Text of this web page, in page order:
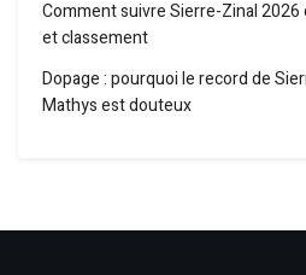
Comment suivre Sierre-Zinal 2026
et classement
Dopage : pourquoi le record de
Mathys est douteux